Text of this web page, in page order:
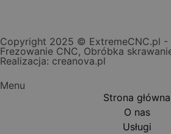
Copyright 2025 © ExtremeCNC.pl -
Frezowanie CNC, Obróbka
Realizacja: creanova.pl
Menu
Strona główna
O nas
Usługi